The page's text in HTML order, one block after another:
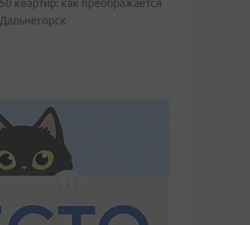
50 квартир: как преображается
Дальнегорск